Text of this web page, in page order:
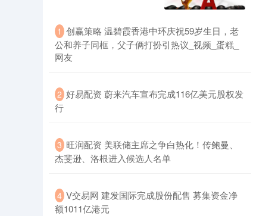
1 创赢策略 温碧霞香港中环庆祝59岁生日，老
公和养子同框，父子俩打扮引热议_视频_蛋糕_
网友
2 好易配资 蔚来汽车宣布完成116亿美元股权发
行
3 旺润配资 美联储主席之争白热化！传鲍曼、
杰斐逊、洛根进入候选人名单
4 V交易网 建发国际完成股份配售 募集资金净
额1011亿港元